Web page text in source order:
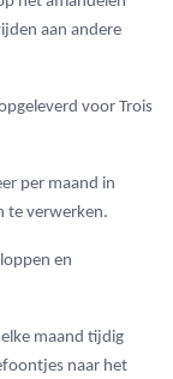
aan andere
voor Trois
per maand in
te verwerken.
en
maand tijdig
naar het